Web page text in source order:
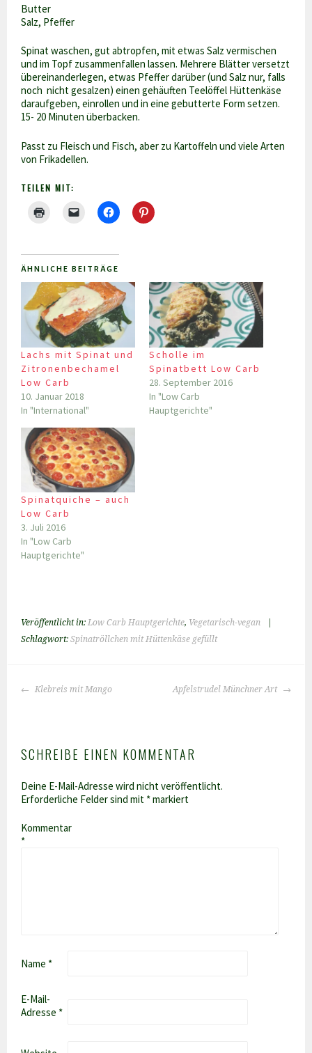
Butter
Salz, Pfeffer
Spinat waschen, gut abtropfen, mit etwas Salz vermischen
und im Topf zusammenfallen lassen. Mehrere Blätter versetzt
übereinanderlegen, etwas Pfeffer darüber (und Salz nur, falls
noch nicht gesalzen) einen gehäuften Teelöffel Hüttenkäse
daraufgeben, einrollen und in eine gebutterte Form setzen.
15- 20 Minuten überbacken.
Passt zu Fleisch und Fisch, aber zu Kartoffeln und viele Arten
von Frikadellen.
TEILEN MIT:
ÄHNLICHE BEITRÄGE
Lachs mit Spinat und
Zitronenbechamel
Low Carb
10. Januar 2018
In "International"
Scholle im
Spinatbett Low Carb
28. September 2016
In "Low Carb
Hauptgerichte"
Spinatquiche – auch
Low Carb
3. Juli 2016
In "Low Carb
Hauptgerichte"
Veröffentlicht in:Low Carb Hauptgerichte, Vegetarisch-vegan
Schlagwort:Spinatröllchen mit Hüttenkäse gefüllt
BEITRAGS-
Klebreis mit Mango Apfelstrudel Münchner Art
SCHREIBE EINEN KOMMENTAR
Deine E-Mail-Adresse wird nicht veröffentlicht.
Erforderliche Felder sind mit *markiert
Kommentar
*
Name *
E-Mail-
Adresse *